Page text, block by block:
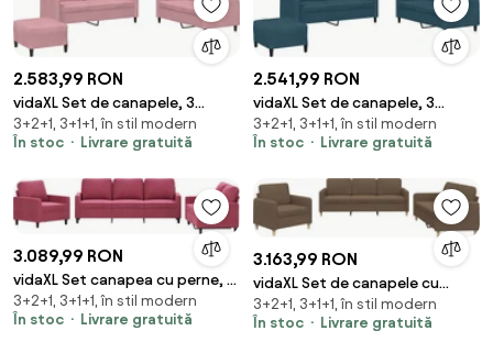
2.583,99 RON
vidaXL Set de canapele, 3
piese, roz, catifea
3+2+1, 3+1+1, în stil modern
În stoc
Livrare gratuită
2.541,99 RON
vidaXL Set de canapele, 3
piese, albastru, catifea
3+2+1, 3+1+1, în stil modern
În stoc
Livrare gratuită
3.089,99 RON
vidaXL Set canapea cu perne, 3
piese, roșu vin, catifea
3+2+1, 3+1+1, în stil modern
În stoc
Livrare gratuită
3.163,99 RON
vidaXL Set de canapele cu
perne, 3 piese, maro, textil
3+2+1, 3+1+1, în stil modern
În stoc
Livrare gratuită